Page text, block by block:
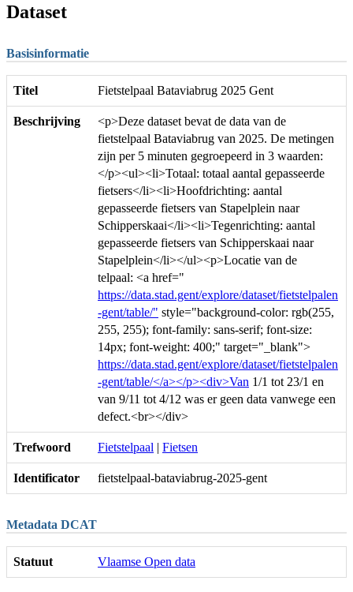
Dataset
Basisinformatie
Titel Fietstelpaal Bataviabrug 2025 Gent
Beschrijving
<p>Deze dataset bevat de data van de
fietstelpaal Bataviabrug van 2025. De metingen
zijn per 5 minuten gegroepeerd in 3 waarden:
</p><ul><li>Totaal: totaal aantal gepasseerde
fietsers</li><li>Hoofdrichting: aantal
gepasseerde fietsers van Stapelplein naar
Schipperskaai</li><li>Tegenrichting: aantal
gepasseerde fietsers van Schipperskaai naar
Stapelplein</li></ul><p>Locatie van de
telpaal: <a href="
https://data.stad.gent/explore/dataset/fietstelpalen
-gent/table/" style="background-color: rgb(255,
255, 255); font-family: sans-serif; font-size:
14px; font-weight: 400;" target="_blank">
https://data.stad.gent/explore/dataset/fietstelpalen
-gent/table/</a></p><div>Van 1/1 tot 23/1 en
van 9/11 tot 4/12 was er geen data vanwege een
defect.<br></div>
Trefwoord Fietstelpaal | Fietsen
Identificator fietstelpaal-bataviabrug-2025-gent
Metadata DCAT
Statuut Vlaamse Open data